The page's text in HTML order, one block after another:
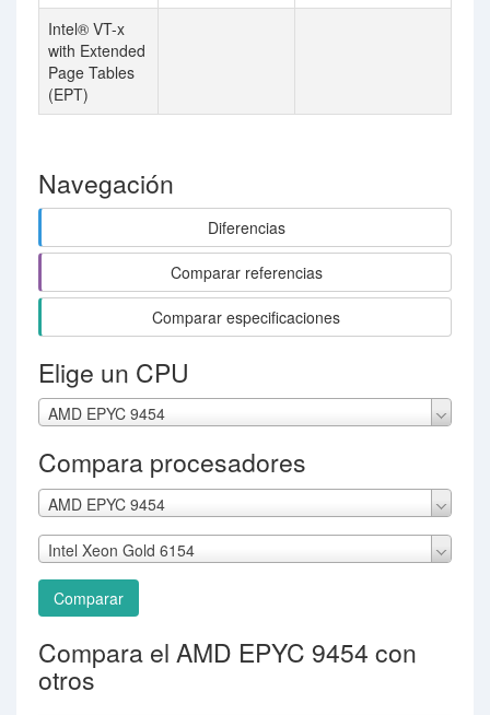
Intel® VT-x
with Extended
Page Tables
(EPT)
Navegación
Diferencias
Comparar referencias
Comparar especificaciones
Elige un CPU
AMD EPYC 9454
Compara procesadores
AMD EPYC 9454
Intel Xeon Gold 6154
Comparar
Compara el AMD EPYC 9454 con
otros